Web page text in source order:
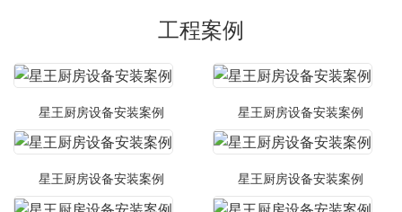
工程案例
星王厨房设备安装案例 星王厨房设备安装案例
星王厨房设备安装案例 星王厨房设备安装案例